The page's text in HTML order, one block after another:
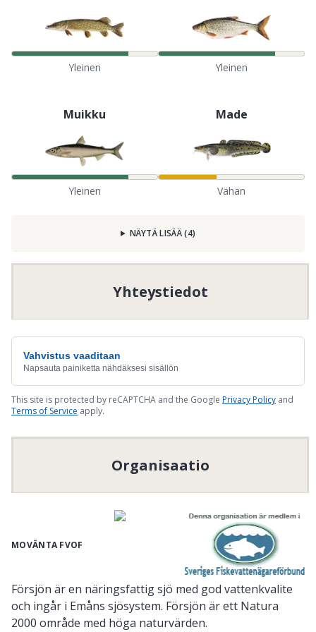
Yleinen Yleinen
Muikku
Yleinen
Made
Vähän
NÄYTÄ LISÄÄ(4)
Yhteystiedot
Vahvistus vaaditaan
Napsauta painiketta nähdäksesi sisällön
This site is protected by reCAPTCHA and the Google Privacy Policy and
Terms of Service apply.
Organisaatio
MOVÄNTA FVOF
Försjön är en näringsfattig sjö med god vattenkvalite
och ingår i Emåns sjösystem. Försjön är ett Natura
2000 område med höga naturvärden.